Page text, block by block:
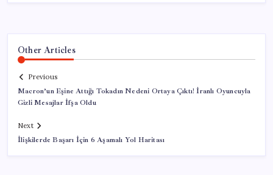
Other Articles
Previous
Macron’un Eşine Attığı Tokadın Nedeni Ortaya Çıktı! İranlı Oyuncuyla
Gizli Mesajlar İfşa Oldu
Next
İlişkilerde Başarı İçin 6 Aşamalı Yol Haritası